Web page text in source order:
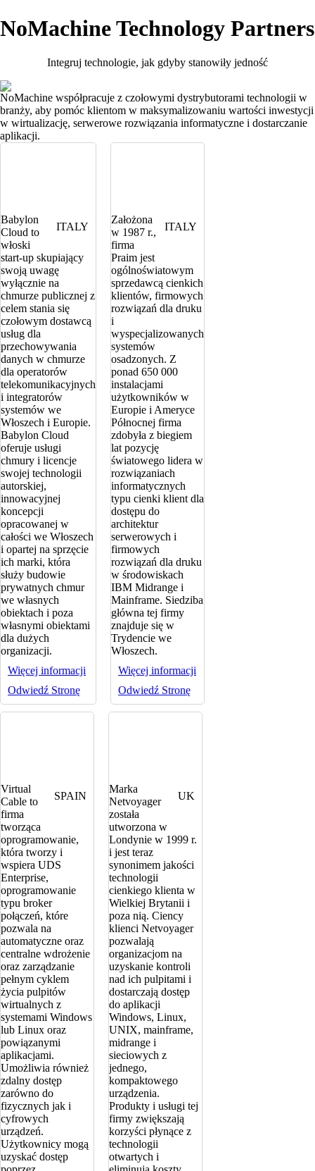
NoMachine Technology Partners
Integruj technologie, jak gdyby stanowiły jedność
NoMachine współpracuje z czołowymi dystrybutorami technologii w
branży, aby pomóc klientom w maksymalizowaniu wartości inwestycji
w wirtualizację, serwerowe rozwiązania informatyczne i dostarczanie
aplikacji.
ITALY
Babylon
Cloud to
włoski
start-up skupiający
swoją uwagę
wyłącznie na
chmurze publicznej z
celem stania się
czołowym dostawcą
usług dla
przechowywania
danych w chmurze
dla operatorów
telekomunikacyjnych
i integratorów
systemów we
Włoszech i Europie.
Babylon Cloud
oferuje usługi
chmury i licencje
swojej technologii
autorskiej,
innowacyjnej
koncepcji
opracowanej w
całości we Włoszech
i opartej na sprzęcie
ich marki, która
służy budowie
prywatnych chmur
we własnych
obiektach i poza
własnymi obiektami
dla dużych
organizacji.
Więcej informacji
Odwiedź Stronę
ITALY
Założona
w 1987 r.,
firma
Praim jest
ogólnoświatowym
sprzedawcą cienkich
klientów, firmowych
rozwiązań dla druku
i
wyspecjalizowanych
systemów
osadzonych. Z
ponad 650 000
instalacjami
użytkowników w
Europie i Ameryce
Północnej firma
zdobyła z biegiem
lat pozycję
światowego lidera w
rozwiązaniach
informatycznych
typu cienki klient dla
dostępu do
architektur
serwerowych i
firmowych
rozwiązań dla druku
w środowiskach
IBM Midrange i
Mainframe. Siedziba
główna tej firmy
znajduje się w
Trydencie we
Włoszech.
Więcej informacji
Odwiedź Stronę
SPAIN
Virtual
Cable to
firma
tworząca
oprogramowanie,
która tworzy i
wspiera UDS
Enterprise,
oprogramowanie
typu broker
połączeń, które
pozwala na
automatyczne oraz
centralne wdrożenie
oraz zarządzanie
pełnym cyklem
życia pulpitów
wirtualnych z
systemami Windows
lub Linux oraz
powiązanymi
aplikacjami.
Umożliwia również
zdalny dostęp
zarówno do
fizycznych jak i
cyfrowych
urządzeń.
Użytkownicy mogą
uzyskać dostęp
UK
Marka
Netvoyager
została
utworzona w
Londynie w 1999 r.
i jest teraz
synonimem jakości
technologii
cienkiego klienta w
Wielkiej Brytanii i
poza nią. Ciency
klienci Netvoyager
pozwalają
organizacjom na
uzyskanie kontroli
nad ich pulpitami i
dostarczają dostęp
do aplikacji
Windows, Linux,
UNIX, mainframe,
midrange i
sieciowych z
jednego,
kompaktowego
urządzenia.
Produkty i usługi tej
firmy zwiększają
korzyści płynące z
technologii
otwartych i